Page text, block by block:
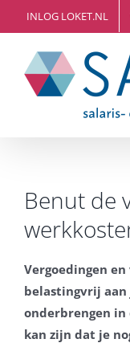
naar
inhoud
INLOG LOKET.NL
Benut de
Vergoedingen
belastingvrij
onderbrengen in
kan zijn dat je